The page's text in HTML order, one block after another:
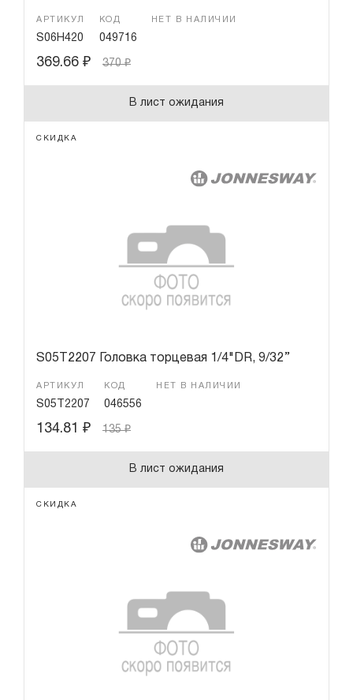
АРТИКУЛ
S06H420
КОД
049716
НЕТ В НАЛИЧИИ
369.66 ₽ 370₽
В лист ожидания
СКИДКА
S05T2207 Головка торцевая 1/4"DR, 9/32’’
АРТИКУЛ
S05T2207
КОД
046556
НЕТ В НАЛИЧИИ
134.81 ₽ 135₽
В лист ожидания
СКИДКА